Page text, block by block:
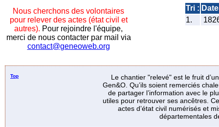
Nous cherchons des volontaires
pour relever des actes (état civil et
autres). Pour rejoindre l'équipe,
merci de nous contacter par mail via
contact@geneoweb.org
Tri :
1.
Top
Le chantier "relevé" est le fruit
Gen&O. Qu’ils soient remerciés
de partager l’information avec le
utiles pour retrouver ses ancêtres.
actes d’état civil numérisés et
départementales